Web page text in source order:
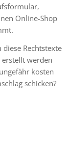
Online-Shop
Rechtstexte
werden
kosten
schicken?